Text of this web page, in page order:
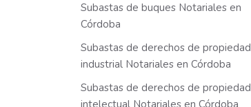
Subastas de buques Notariales en
Córdoba
Subastas de derechos de propiedad
industrial Notariales en Córdoba
Subastas de derechos de propiedad
intelectual Notariales en Córdoba